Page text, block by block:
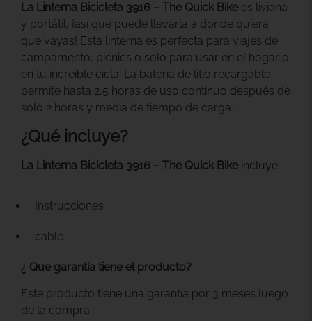
La Linterna Bicicleta 3916 – The Quick Bike es liviana
y portátil, ¡así que puede llevarla a donde quiera
que vayas! Esta linterna es perfecta para viajes de
campamento, picnics o solo para usar en el hogar o
en tu increible cicla. La batería de litio recargable
permite hasta 2,5 horas de uso continuo después de
solo 2 horas y media de tiempo de carga.
¿Qué incluye?
La Linterna Bicicleta 3916 – The Quick Bike incluye:
Instrucciones
cable
¿ Que garantía tiene el producto?
Este producto tiene una garantía por 3 meses luego
de la compra.